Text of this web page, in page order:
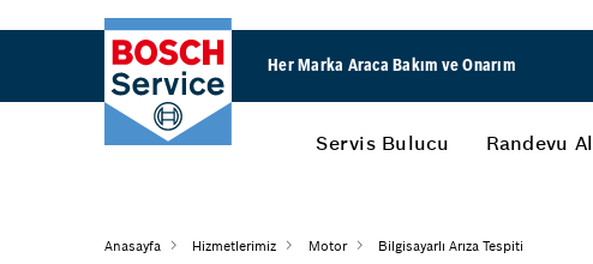
Her Marka Araca Bakım ve Onarım
Servis Bulucu Randevu Al
Anasayfa Hizmetlerimiz Motor Bilgisayarlı Arıza Tespiti